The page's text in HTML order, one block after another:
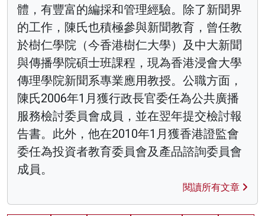
體，有豐富的編採和管理經驗。除了新聞界
的工作，陳氏也積極參與新聞教育，曾任教
於樹仁學院（今香港樹仁大學）及中大新聞
與傳播學院碩士班課程，現為香港浸會大學
傳理學院新聞系專業應用教授。公職方面，
陳氏2006年1月獲行政長官委任為公共廣播
服務檢討委員會成員，並在翌年提交檢討報
告書。此外，他在2010年1月獲香港證監會
委任為投資者教育委員會及產品諮詢委員會
成員。
閱讀所有文章